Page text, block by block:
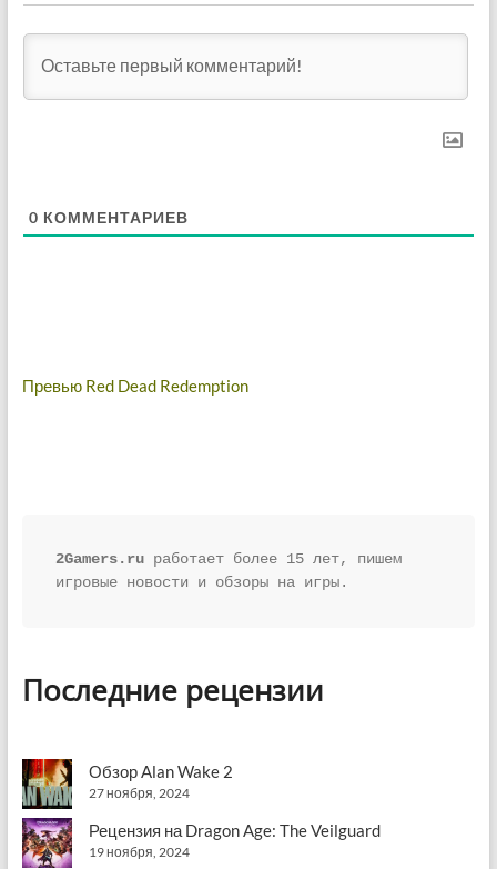
0 КОММЕНТАРИЕВ
Навигация
Превью Red Dead Redemption
2Gamers.ru работает более 15 лет, пишем
игровые новости и обзоры на игры.
Последние рецензии
Обзор Alan Wake 2
27 ноября, 2024
Рецензия на Dragon Age: The Veilguard
19 ноября, 2024